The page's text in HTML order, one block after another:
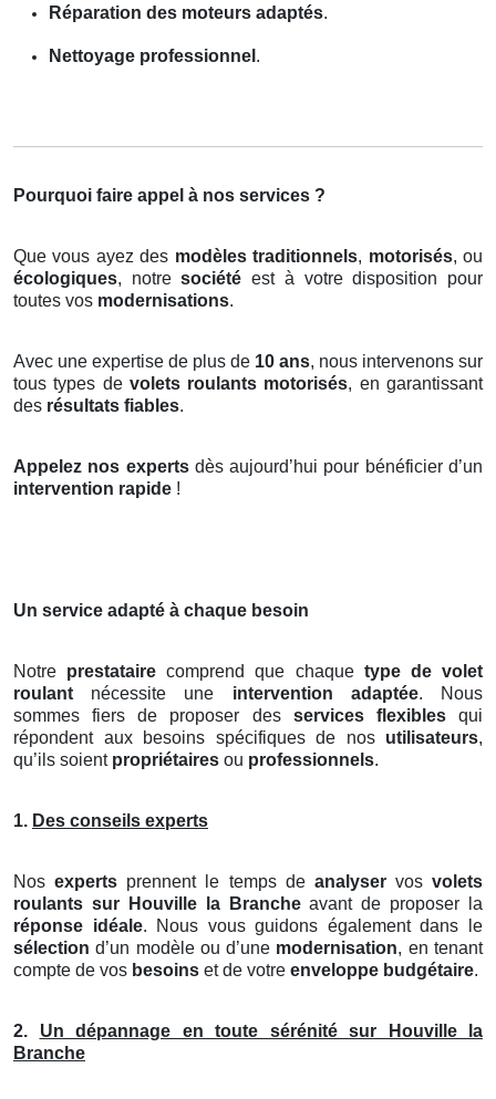
Réparation des moteurs adaptés.
Nettoyage professionnel .
Pourquoi faire appel à nos services ?
Que vous ayez des modèles traditionnels, motorisés, ou
écologiques, notresociété est à votre disposition pour
toutes vos modernisations.
Avec une expertise de plus de 10 ans, nous intervenons sur
tous types de volets roulants motorisés, en garantissant
des résultats fiables.
Appelez nos expertsdès aujourd’hui pour bénéficier d’un
intervention rapide !
Un service adapté à chaque besoin
Notre prestataire comprend que chaque type de volet
roulant nécessite une intervention adaptée. Nous
sommes fiers de proposer des services flexiblesqui
répondent aux besoins spécifiques de nos utilisateurs,
qu’ils soient propriétaires ou professionnels.
1. Des conseils experts
Nosexperts prennent le temps de analyservos volets
roulants sur Houville la Brancheavant de proposer la
réponse idéale. Nous vous guidons également dans le
sélection d’un modèle ou d’une modernisation, en tenant
compte de vos besoins et de votre enveloppe budgétaire.
2. Un dépannage en toute sérénité sur Houville la
Branche